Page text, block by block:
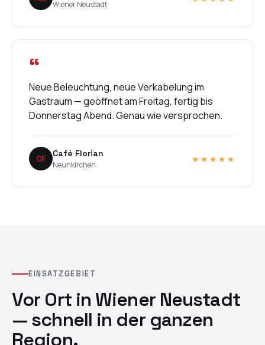
Wiener Neustadt
“
Neue Beleuchtung, neue Verkabelung im
Gastraum — geöffnet am Freitag, fertig bis
Donnerstag Abend. Genau wie versprochen.
CF Café Florian
Neunkirchen
★★★★★
EINSATZGEBIET
Vor Ort in Wiener Neustadt
— schnell in der ganzen
Region.